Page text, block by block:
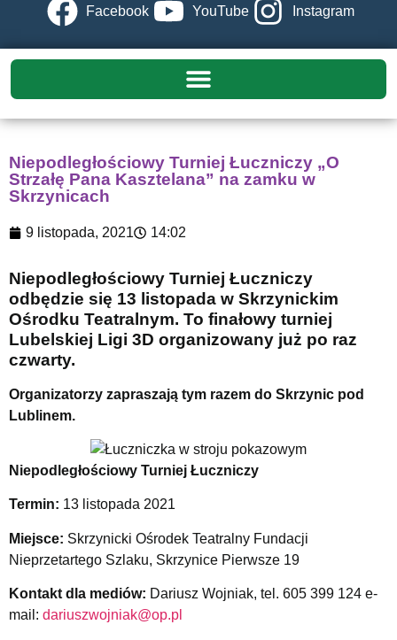
Facebook YouTube Instagram
Niepodległościowy Turniej Łuczniczy „O
Strzałę Pana Kasztelana” na zamku w
Skrzynicach
9 listopada, 2021 14:02
Niepodległościowy Turniej Łuczniczy
odbędzie się 13 listopada w Skrzynickim
Ośrodku Teatralnym. To finałowy turniej
Lubelskiej Ligi 3D organizowany już po raz
czwarty.
Organizatorzy zapraszają tym razem do Skrzynic pod
Lublinem.
Niepodległościowy Turniej Łuczniczy
Termin: 13 listopada 2021
Miejsce: Skrzynicki Ośrodek Teatralny Fundacji
Nieprzetartego Szlaku, Skrzynice Pierwsze 19
Kontakt dla mediów: Dariusz Wojniak, tel. 605 399 124 e-
mail: dariuszwojniak@op.pl